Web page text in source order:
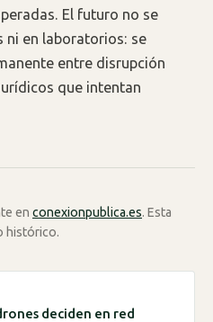
El futuro no se
ni en laboratorios: se
entre disrupción
que intentan
en conexionpublica.es. Esta
histórico.
deciden en red